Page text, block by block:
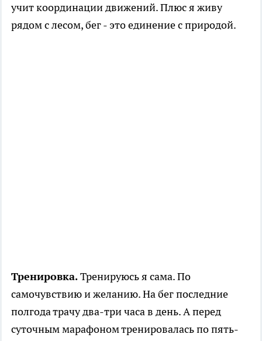
учит координации движений. Плюс я живу
рядом с лесом, бег - это единение с природой.
Тренировка.Тренируюсь я сама. По
самочувствию и желанию. На бег последние
полгода трачу два-три часа в день. А перед
суточным марафоном тренировалась по пять-